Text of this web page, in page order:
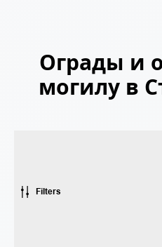
Ограды и
могилу в
Filters